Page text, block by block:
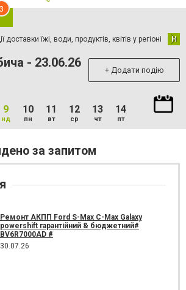
3
доставки їжі, води, продуктів, квітів у регіоні Н
- 23.06.26 + Додати подію
9
нд
10
пн
11
вт
12
ср
13
чт
14
пт
за запитом
Ремонт АКПП Ford S-Max C-Max Galaxy
powershift гарантійний & бюджетний#
BV6R7000AD #
30.07.26